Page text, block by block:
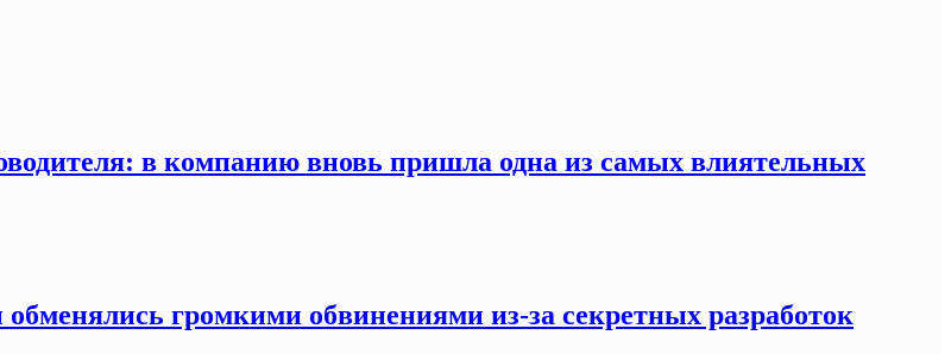
в компанию вновь пришла одна из самых влиятельных
громкими обвинениями из-за секретных разработок